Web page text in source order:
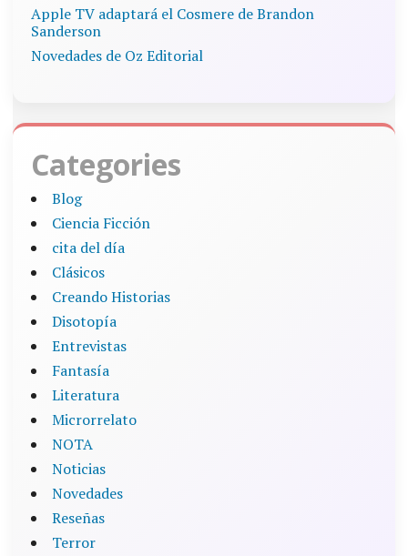
Apple TV adaptará el Cosmere de Brandon
Sanderson
Novedades de Oz Editorial
Categories
Blog
Ciencia Ficción
cita del día
Clásicos
Creando Historias
Disotopía
Entrevistas
Fantasía
Literatura
Microrrelato
NOTA
Noticias
Novedades
Reseñas
Terror